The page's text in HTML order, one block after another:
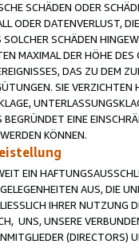
SCHÄDEN ODER
ODER DATENVERLUST,
SCHÄDEN
MAXIMAL DER HÖHE
DAS ZU DEM
SIE VERZICHTEN
BEGRÜNDET EINE
KÖNNEN.
EIN
AUS, DIE
IHRER NUTZUNG
UNS, UNSERE